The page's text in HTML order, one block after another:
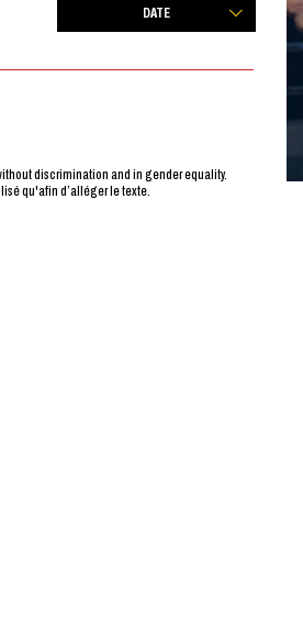
DATE
discrimination and in gender equality.
qu'afin d’alléger le texte.